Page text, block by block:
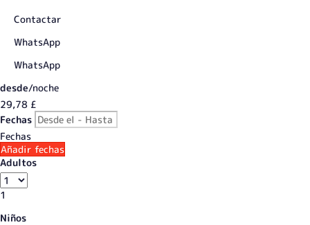
Contactar
WhatsApp
WhatsApp
desde/noche
29,78 £
Fechas
Fechas
Añadir fechas
Adultos
1
Niños